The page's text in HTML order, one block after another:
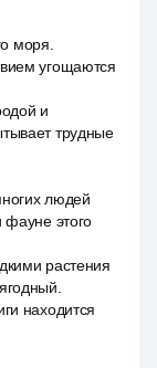
моря.
угощаются
и
трудные
людей
фауне этого
растения
находится